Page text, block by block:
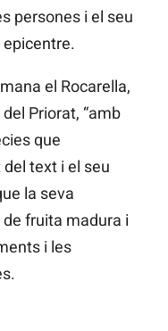
persones i el seu
el Rocarella,
Priorat, “amb
que
text i el seu
la seva
fruita madura i
i les